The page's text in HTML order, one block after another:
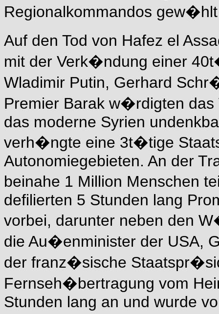
Regionalkommandos
Auf den Tod von Hafez el
mit der Verk�ndung einer
Wladimir Putin, Gerhard
Premier Barak w�rdigten das
das moderne Syrien
verh�ngte eine 3t�tige
Autonomiegebieten. An der
beinahe 1 Million Menschen
defilierten 5 Stunden lang
vorbei, darunter neben den
die Au�enminister der USA,
der franz�sische
Fernseh�bertragung vom
Stunden lang an und wurde